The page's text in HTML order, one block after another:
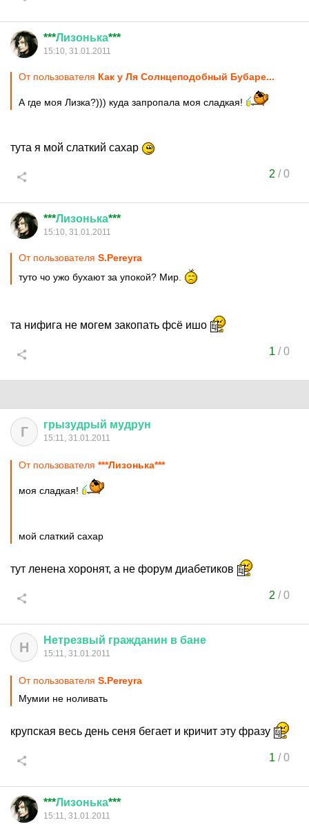
***Лизонька***
15:10, 31.01.2011
От пользователя Как у Ля Солнцеподобный Бубаре...
А где моя Лизка?))) куда запропала моя сладкая!
тута я мой слаткий сахар
2 /0
***Лизонька***
15:10, 31.01.2011
От пользователя S.Pereyra
туто чо ужо бухают за упокой? Мир.
та нифига не могем закопать фсё ишо
1 /0
Г грызудрый мудрун
15:11, 31.01.2011
От пользователя ***Лизонька***
моя сладкая!
мой слаткий сахар
тут ленена хоронят, а не форум диабетиков
2 /0
Н Нетрезвый гражданин в бане
15:11, 31.01.2011
От пользователя S.Pereyra
Мумии не ноливать
крупская весь день сеня бегает и кричит эту фразу
1 /0
***Лизонька***
15:11, 31.01.2011